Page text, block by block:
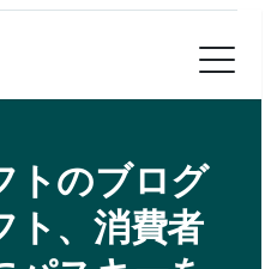
トのブログ
ト、消費者